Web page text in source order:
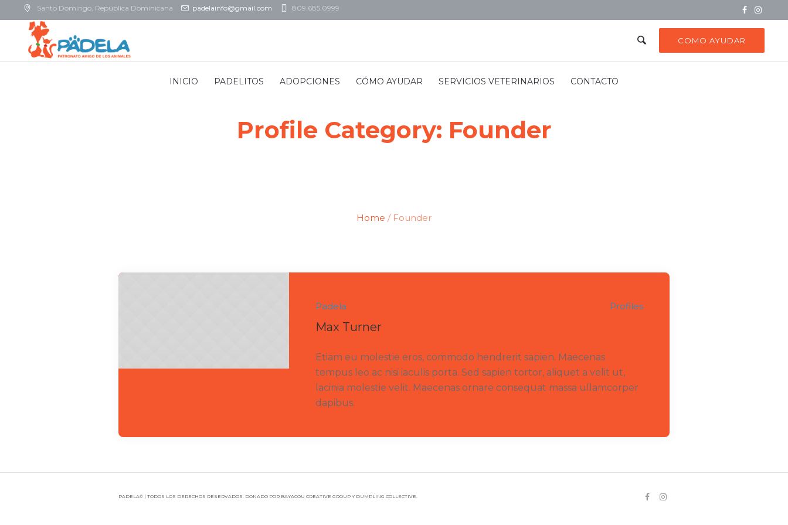
Santo Domingo, República Dominicana padelainfo@gmail.com 809.685.0999
COMO AYUDAR
INICIO PADELITOS ADOPCIONES CÓMO AYUDAR SERVICIOS VETERINARIOS CONTACTO
Profile Category: Founder
Home / Founder
Padela Profiles
Max Turner
Etiam eu molestie eros, commodo hendrerit sapien. Maecenas
tempus leo ac nisi iaculis porta. Sed sapien tortor, aliquet a velit ut,
lacinia molestie velit. Maecenas ornare consequat massa ullamcorper
dapibus.
PADELA© | TODOS LOS DERECHOS RESERVADOS. DONADO POR BAYACOU CREATIVE GROUP Y DUMPLING COLLECTIVE.